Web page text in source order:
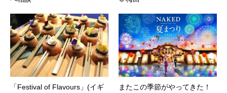
「Festival of Flavours」(イギ
またこの季節がやってきた！